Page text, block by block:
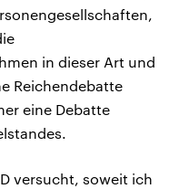
in dieser Art und
Reichendebatte
eine Debatte
versucht, soweit ich